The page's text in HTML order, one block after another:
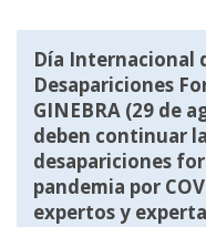
Día Internacional
Desapariciones
GINEBRA (29 de
deben continuar
desapariciones
pandemia por
expertos y